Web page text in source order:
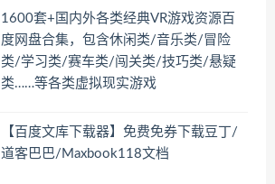
1600套+国内外各类经典VR游戏资源百
度网盘合集，包含休闲类/音乐类/冒险
类/学习类/赛车类/闯关类/技巧类/悬疑
类……等各类虚拟现实游戏
【百度文库下载器】免费免券下载豆丁/
道客巴巴/Maxbook118文档